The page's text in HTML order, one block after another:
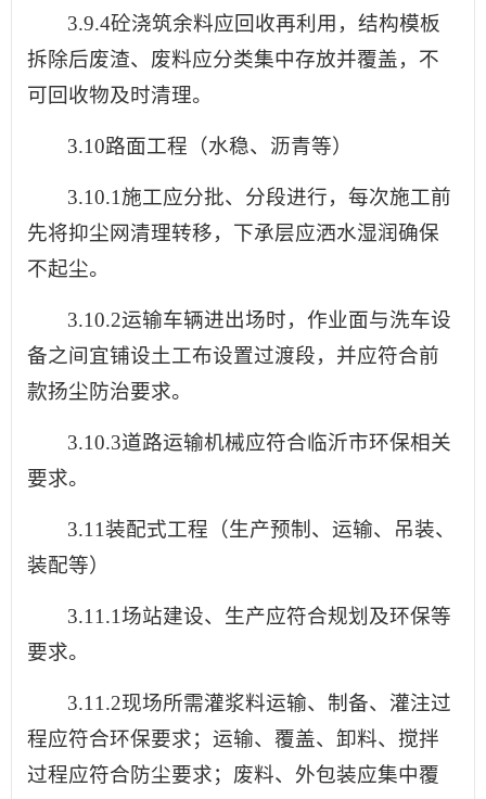
3.9.4砼浇筑余料应回收再利用，结构模板
拆除后废渣、废料应分类集中存放并覆盖，不
可回收物及时清理。
3.10路面工程（水稳、沥青等）
3.10.1施工应分批、分段进行，每次施工前
先将抑尘网清理转移，下承层应洒水湿润确保
不起尘。
3.10.2运输车辆进出场时，作业面与洗车设
备之间宜铺设土工布设置过渡段，并应符合前
款扬尘防治要求。
3.10.3道路运输机械应符合临沂市环保相关
要求。
3.11装配式工程（生产预制、运输、吊装、
装配等）
3.11.1场站建设、生产应符合规划及环保等
要求。
3.11.2现场所需灌浆料运输、制备、灌注过
程应符合环保要求；运输、覆盖、卸料、搅拌
过程应符合防尘要求；废料、外包装应集中覆